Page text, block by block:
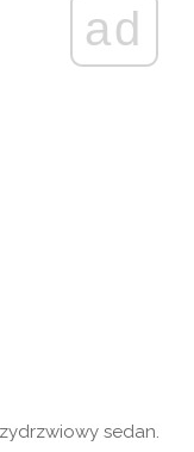
ad
sedan.